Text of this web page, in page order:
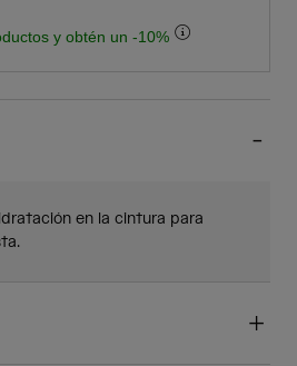
y obtén un -10%
en la cintura para